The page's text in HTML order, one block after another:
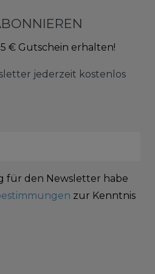
€ Gutschein erhalten!
jederzeit kostenlos
für den Newsletter habe
zur Kenntnis